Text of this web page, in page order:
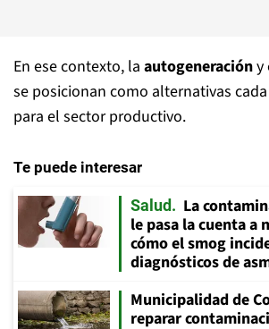
En ese contexto, la autogeneracióny
se posicionan como alternativas
para el sector productivo.
Te puede interesar
Salud
La
le pasa la cuenta a
cómo el smog
diagnósticos de
Municipalidad de
reparar